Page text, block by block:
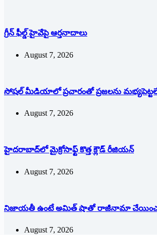
గ్రీన్ ఫీల్డ్ హైవేపై ఆర్తనాదాలు
August 7, 2026
సోషల్‌ ‌మీడియాలో ప్రచారంతో ప్రజలను
August 7, 2026
హైదరాబాద్‌లో మైక్రోసాఫ్ట్ ‌కొత్త క్లౌడ్‌ ‌రీజియన్‌
August 7, 2026
నిజాయతీ ఉంటే అమిత్‌ ‌షాతో రాజీనామా
August 7, 2026